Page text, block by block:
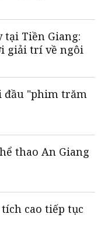
tại Tiền Giang:
giải trí về ngôi
đầu "phim trăm
thao An Giang
cao tiếp tục